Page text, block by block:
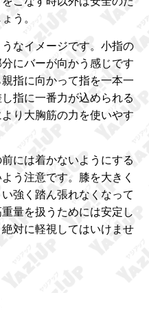
う。
なイメージです。小指の
にバーが向かう感じです
指に向かって指を一本一
指に一番力が込められる
り大胸筋の力を使いやす
には着かないようにする
う注意です。膝を大きく
強く踏ん張れなくなって
量を扱うためには安定し
対に軽視してはいけませ